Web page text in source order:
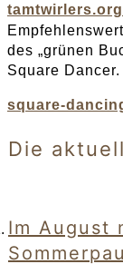
des „grünen
Square Dancer.
square-
Die
Im August